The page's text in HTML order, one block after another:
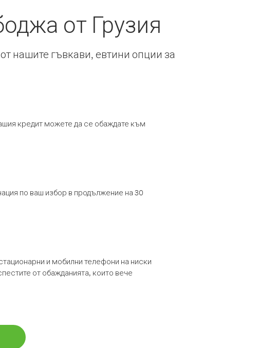
от Грузия
нашите гъвкави, евтини опции за
кредит можете да се обаждате към
по ваш избор в продължение на 30
и мобилни телефони на ниски
от обажданията, които вече